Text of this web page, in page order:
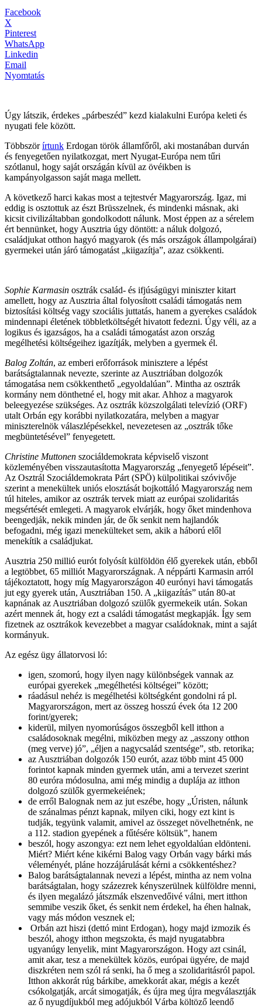
Facebook
X
Pinterest
WhatsApp
Linkedin
Email
Nyomtatás
Úgy látszik, érdekes „párbeszéd” kezd kialakulni Európa keleti és
nyugati fele között.
Többszörírtunk Erdogan török államfőről, aki mostanában durván
és fenyegetően nyilatkozgat, mert Nyugat-Európa nem tűri
szótlanul, hogy saját országán kívül az övéikben is
kampányolgasson saját maga mellett.
A következő harci kakas most a tejtestvér Magyarország. Igaz, mi
eddig is osztottuk az észt Brüsszelnek, és mindenki másnak, aki
kicsit civilizáltabban gondolkodott nálunk. Most éppen az a sérelem
ért bennünket, hogy Ausztria úgy döntött: a náluk dolgozó,
családjukat otthon hagyó magyarok (és más országok állampolgárai)
gyermekei után járó támogatást „kiigazítja”, azaz csökkenti.
Sophie Karmasin osztrák család- és ifjúságügyi miniszter kitart
amellett, hogy az Ausztria által folyosított családi támogatás nem
biztosítási költség vagy szociális juttatás, hanem a gyerekes családok
mindennapi életének többletköltségét hivatott fedezni. Úgy véli, az a
logikus és igazságos, ha a családi támogatást azon ország
megélhetési költségeihez igazítják, melyben a gyermek él.
Balog Zoltán, az emberi erőforrások minisztere a lépést
barátságtalannak nevezte, szerinte az Ausztriában dolgozók
támogatása nem csökkenthető „egyoldalúan”. Mintha az osztrák
kormány nem dönthetné el, hogy mit akar. Ahhoz a magyarok
beleegyezése szükséges. Az osztrák közszolgálati televízió (ORF)
utalt Orbán egy korábbi nyilatkozatára, melyben a magyar
miniszterelnök válaszlépésekkel, nevezetesen az „osztrák tőke
megbüntetésével” fenyegetett.
Christine Muttonen szociáldemokrata képviselő viszont
közleményében visszautasította Magyarország „fenyegető lépéseit”.
Az Osztrál Szociáldemokrata Párt (SPÖ) külpolitikai szóvivője
szerint a menekültek uniós elosztását bojkottáló Magyarország nem
túl hiteles, amikor az osztrák tervek miatt az európai szolidaritás
megsértését emlegeti. A magyarok elvárják, hogy őket mindenhova
beengedják, nekik minden jár, de ők senkit nem hajlandók
befogadni, még igazi menekülteket sem, akik a háború elől
menekítik a családjukat.
Ausztria 250 millió eurót folyósít külföldön élő gyerekek után, ebből
a legtöbbet, 65 milliót Magyarországnak. A néppárti Karmasin arról
tájékoztatott, hogy míg Magyarországon 40 eurónyi havi támogatás
jut egy gyerek után, Ausztriában 150. A „kiigazítás” után 80-at
kapnának az Ausztriában dolgozó szülők gyermekeik után. Sokan
azért mennek át, hogy ezt a családi támogatást megkapják. Így sem
fizetnek az osztrákok kevezebbet a magyar családoknak, mint a saját
kormányuk.
Az egész ügy állatorvosi ló:
igen, szomorú, hogy ilyen nagy különbségek vannak az
európai gyerekek „megélhetési költségei” között;
ráadásul nehéz is megélhetési költségként gondolni rá pl.
Magyarországon, mert az összeg hosszú évek óta 12 200
forint/gyerek;
kiderül, milyen nyomorúságos összegből kell itthon a
családosoknak megélni, miközben megy az „asszony otthon
(meg verve) jó”, „éljen a nagycsalád szentsége”, stb. retorika;
az Ausztriában dolgozók 150 eurót, azaz több mint 45 000
forintot kapnak minden gyermek után, ami a tervezet szerint
80 euróra módosulna, ami még mindig a duplája az itthon
dolgozó szülők gyermekeiének;
de erről Balognak nem az jut eszébe, hogy „Úristen, nálunk
de szánalmas pénzt kapnak, milyen ciki, hogy ezt kint is
tudják, tegyünk valamit, amivel az összeget növelhetnénk, ne
a 112. stadion gyepének a fűtésére költsük”, hanem
beszól, hogy aszongya: ezt nem lehet egyoldalúan eldönteni.
Miért? Miért kéne kikérni Balog vagy Orbán vagy bárki más
véleményét, pláne hozzájárulását kérni a csökkentéshez?
Balog barátságtalannak nevezi a lépést, mintha az nem volna
barátságtalan, hogy százezrek kényszerülnek külföldre menni,
és ilyen megalázó játszmák elszenvedőivé válni, mert itthon
semmibe veszik őket, és senkit nem érdekel, ha éhen halnak,
vagy más módon vesznek el;
Orbán azt hiszi (dettó mint Erdogan), hogy majd izmozik és
beszól, ahogy itthon megszokta, és majd nyugatabbra
ugyanúgy lenyelik, mint Magyarországon. Hogy azt csinál,
amit akar, tesz a menekültek közös, európai ügyére, de majd
diszkréten nem szól rá senki, ha ő meg a szolidaritásról papol.
Itthon akkorát rúg bárkibe, amekkorát akar, mégis a kezét
csókolgatják, arcát simogatják, és újra meg újra megválasztják
az ő nyugdíjukból meg adójukból Várba költöző leendő